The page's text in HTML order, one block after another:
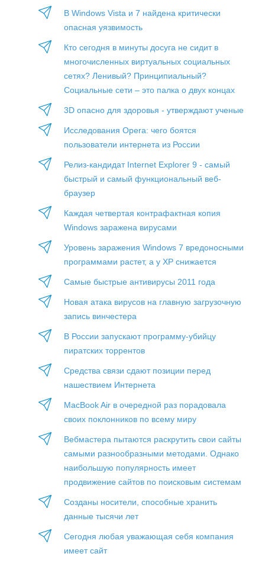
В Windows Vista и 7 найдена критически
опасная уязвимость
Кто сегодня в минуты досуга не сидит в
многочисленных виртуальных социальных
сетях? Ленивый? Принципиальный?
Социальные сети – это палка о двух концах
3D опасно для здоровья - утверждают ученые
Исследования Opera: чего боятся
пользователи интернета из России
Релиз-кандидат Internet Explorer 9 - самый
быстрый и самый функциональный веб-
браузер
Каждая четвертая контрафактная копия
Windows заражена вирусами
Уровень заражения Windows 7 вредоносными
программами растет, а у XP снижается
Самые быстрые антивирусы 2011 года
Новая атака вирусов на главную загрузочную
запись винчестера
В России запускают программу-убийцу
пиратских торрентов
Средства связи сдают позиции перед
нашествием Интернета
MacBook Air в очередной раз порадовала
своих поклонников по всему миру
Вебмастера пытаются раскрутить свои сайты
самыми разнообразными методами. Однако
наибольшую популярность имеет
продвижение сайтов по поисковым системам
Созданы носители, способные хранить
данные тысячи лет
Сегодня любая уважающая себя компания
имеет сайт